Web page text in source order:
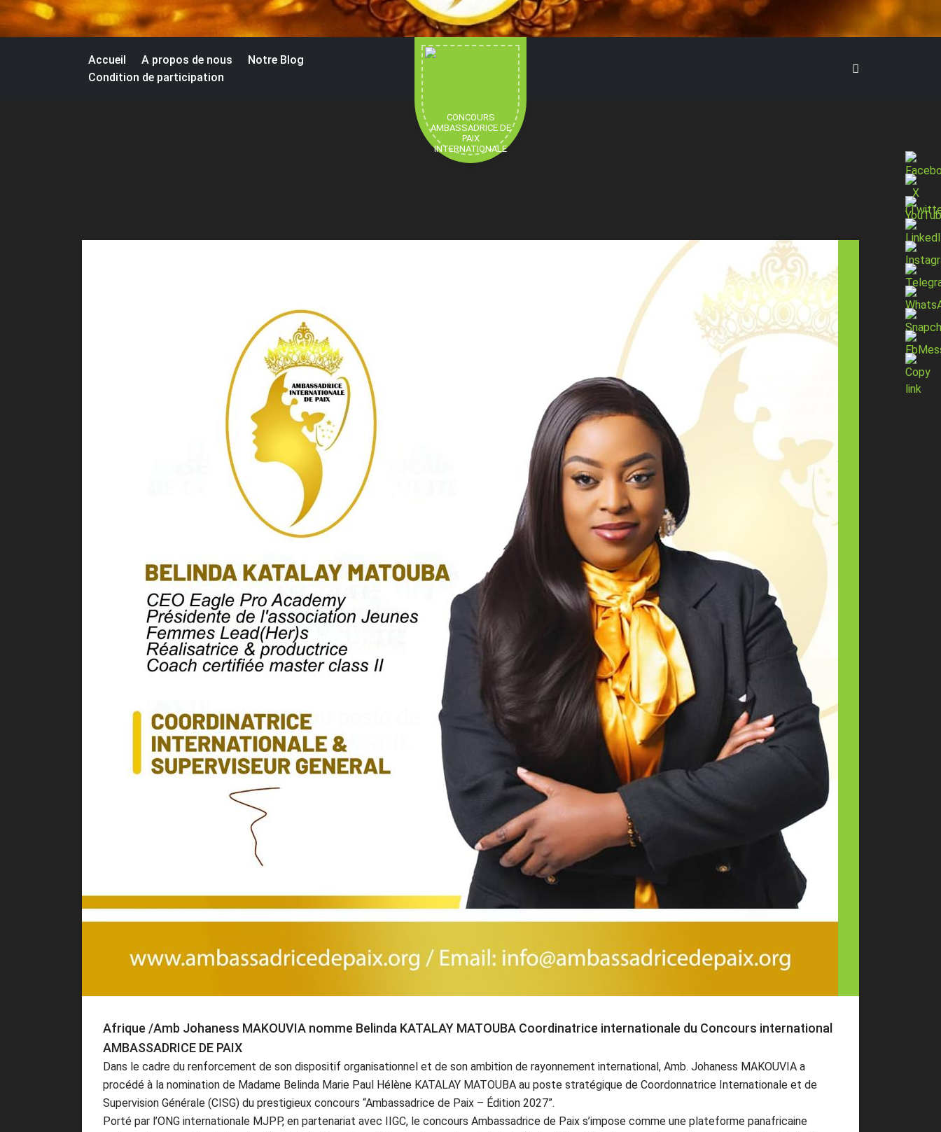
Accueil A propos de nous
Notre Blog
Condition de participation
CONCOURS
AMBASSADRICE DE
PAIX
INTERNATIONALE
Afrique /Amb Johaness MAKOUVIA nomme Belinda KATALAY MATOUBA Coordinatrice internationale du Concours international
AMBASSADRICE DE PAIX
Dans le cadre du renforcement de son dispositif organisationnel et de son ambition de rayonnement international, Amb. Johaness MAKOUVIA a
procédé à la nomination de Madame Belinda Marie Paul Hélène KATALAY MATOUBA au poste stratégique de Coordonnatrice Internationale et de
Supervision Générale (CISG) du prestigieux concours “Ambassadrice de Paix – Édition 2027”.
Porté par l’ONG internationale MJPP, en partenariat avec IIGC, le concours Ambassadrice de Paix s’impose comme une plateforme panafricaine